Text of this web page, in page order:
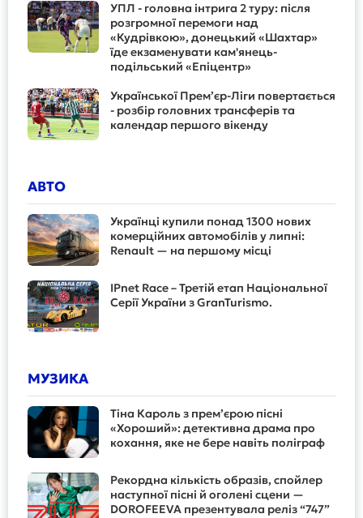
УПЛ - головна інтрига 2 туру: після
розгромної перемоги над
«Кудрівкою», донецький «Шахтар»
їде екзаменувати кам'янець-
подільський «Епіцентр»
Української Прем’єр-Ліги повертається
- розбір головних трансферів та
календар першого вікенду
АВТО
Українці купили понад 1300 нових
комерційних автомобілів у липні:
Renault — на першому місці
IPnet Race – Третій етап Національної
Серії України з GranTurismo.
МУЗИКА
Тіна Кароль з прем’єрою пісні
«Хороший»: детективна драма про
кохання, яке не бере навіть поліграф
Рекордна кількість образів, спойлер
наступної пісні й оголені сцени —
DOROFEEVA презентувала реліз “747”